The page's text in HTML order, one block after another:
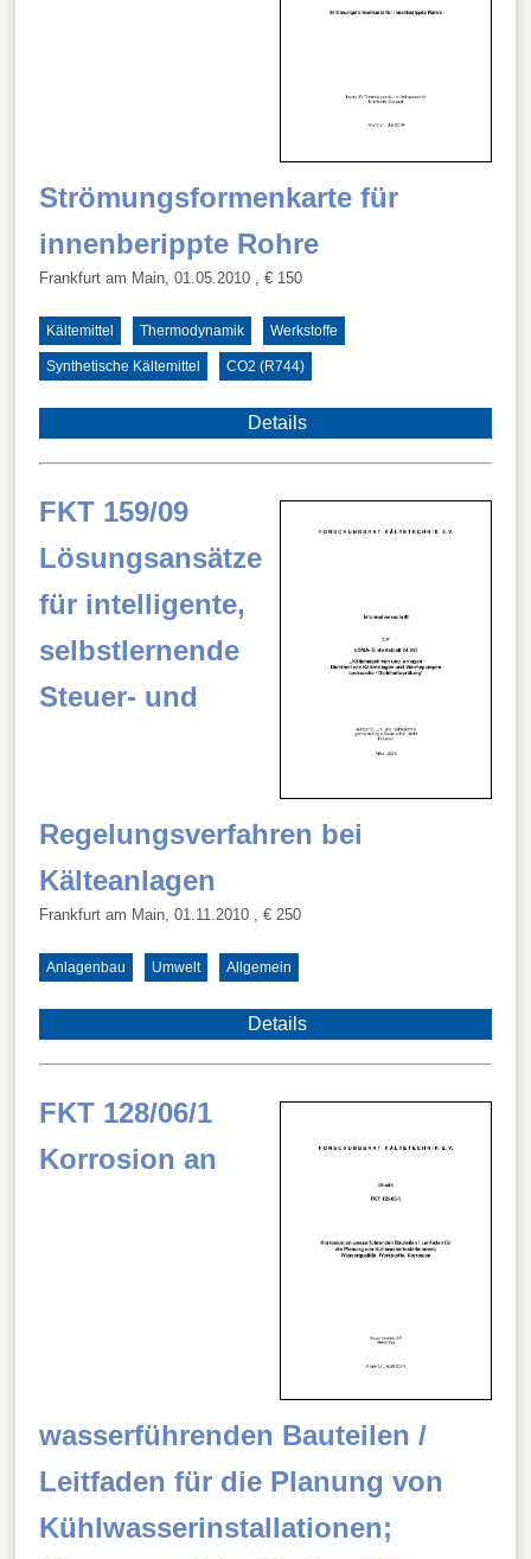
Strömungsformenkarte für
innenberippte Rohre
Frankfurt am Main, 01.05.2010 , € 150
Kältemittel Thermodynamik Werkstoffe
Synthetische Kältemittel CO2 (R744)
Details
FKT 159/09
Lösungsansätze
für intelligente,
selbstlernende
Steuer- und
Regelungsverfahren bei
Kälteanlagen
Frankfurt am Main, 01.11.2010 , € 250
Anlagenbau Umwelt Allgemein
Details
FKT 128/06/1
Korrosion an
wasserführenden Bauteilen /
Leitfaden für die Planung von
Kühlwasserinstallationen;